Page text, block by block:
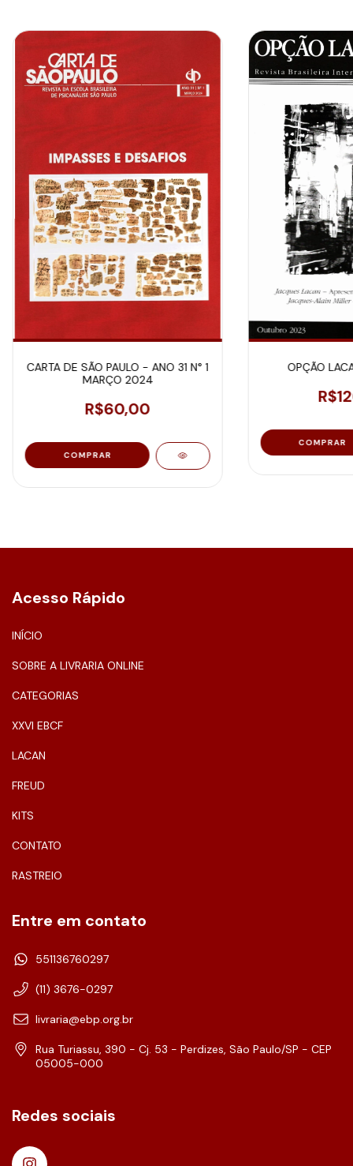
CARTA DE SÃO PAULO - ANO 31 N° 1
MARÇO 2024
R$60,00
OPÇÃO
Acesso Rápido
INÍCIO
SOBRE A LIVRARIA ONLINE
CATEGORIAS
XXVI EBCF
LACAN
FREUD
KITS
CONTATO
RASTREIO
Entre em contato
551136760297
(11) 3676-0297
livraria@ebp.org.br
Rua Turiassu, 390 - Cj. 53 - Perdizes, São Paulo/SP - CEP
05005-000
Redes sociais